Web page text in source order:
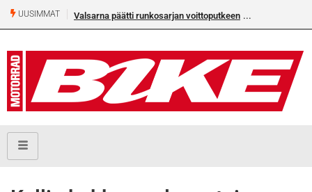
UUSIMMAT Valsarna päätti runkosarjan voittoputkeen